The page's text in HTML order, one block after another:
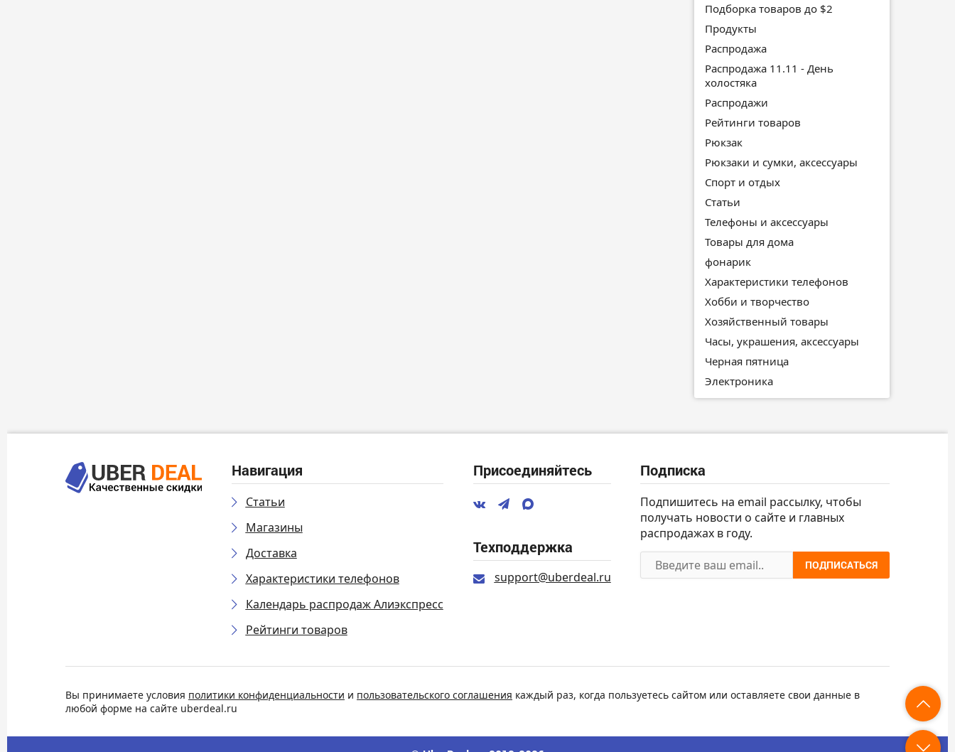
Подборка товаров до $2
Продукты
Распродажа
Распродажа 11.11 - День
холостяка
Распродажи
Рейтинги товаров
Рюкзак
Рюкзаки и сумки, аксессуары
Спорт и отдых
Статьи
Телефоны и аксессуары
Товары для дома
фонарик
Характеристики телефонов
Хобби и творчество
Хозяйственный товары
Часы, украшения, аксессуары
Черная пятница
Электроника
Навигация
Статьи
Магазины
Доставка
Характеристики телефонов
Календарь распродаж Алиэкспресс
Рейтинги товаров
Присоединяйтесь
Техподдержка
support@uberdeal.ru
Подписка
Подпишитесь на email рассылку, чтобы
получать новости о сайте и главных
распродажах в году.
ПОДПИСАТЬСЯ
Вы принимаете условия политики конфиденциальности и пользовательского соглашения каждый раз, когда пользуетесь сайтом или оставляете свои данные в
любой форме на сайте uberdeal.ru